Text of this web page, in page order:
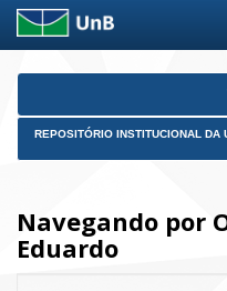
Skip
REPOSITÓRIO INSTITUCIONAL DA
Navegando por
Eduardo